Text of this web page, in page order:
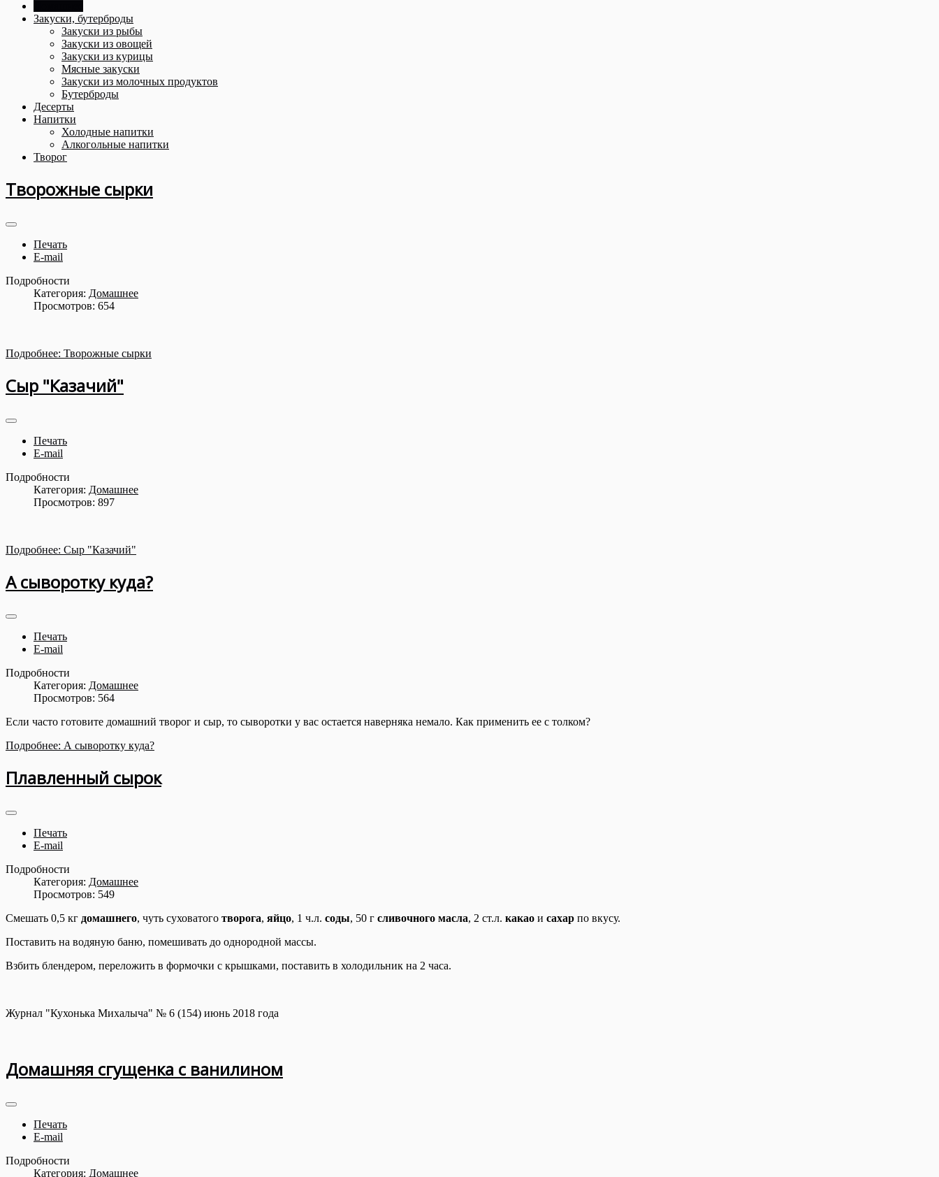
Закуски, бутерброды
Закуски из рыбы
Закуски из овощей
Закуски из курицы
Мясные закуски
Закуски из молочных продуктов
Бутерброды
Десерты
Напитки
Холодные напитки
Алкогольные напитки
Творог
Творожные сырки
Печать
E-mail
Подробности
Категория: Домашнее
Просмотров: 654
Подробнее: Творожные сырки
Сыр "Казачий"
Печать
E-mail
Подробности
Категория: Домашнее
Просмотров: 897
Подробнее: Сыр "Казачий"
А сыворотку куда?
Печать
E-mail
Подробности
Категория: Домашнее
Просмотров: 564
Если часто готовите домашний творог и сыр, то сыворотки у вас остается наверняка немало. Как применить ее с толком?
Подробнее: А сыворотку куда?
Плавленный сырок
Печать
E-mail
Подробности
Категория: Домашнее
Просмотров: 549
Смешать 0,5 кг домашнего, чуть суховатого творога, яйцо, 1 ч.л. соды, 50 г сливочного масла, 2 ст.л. какао и сахар по вкусу.
Поставить на водяную баню, помешивать до однородной массы.
Взбить блендером, переложить в формочки с крышками, поставить в холодильник на 2 часа.
Журнал "Кухонька Михалыча" № 6 (154) июнь 2018 года
Домашняя сгущенка с ванилином
Печать
E-mail
Подробности
Категория: Домашнее